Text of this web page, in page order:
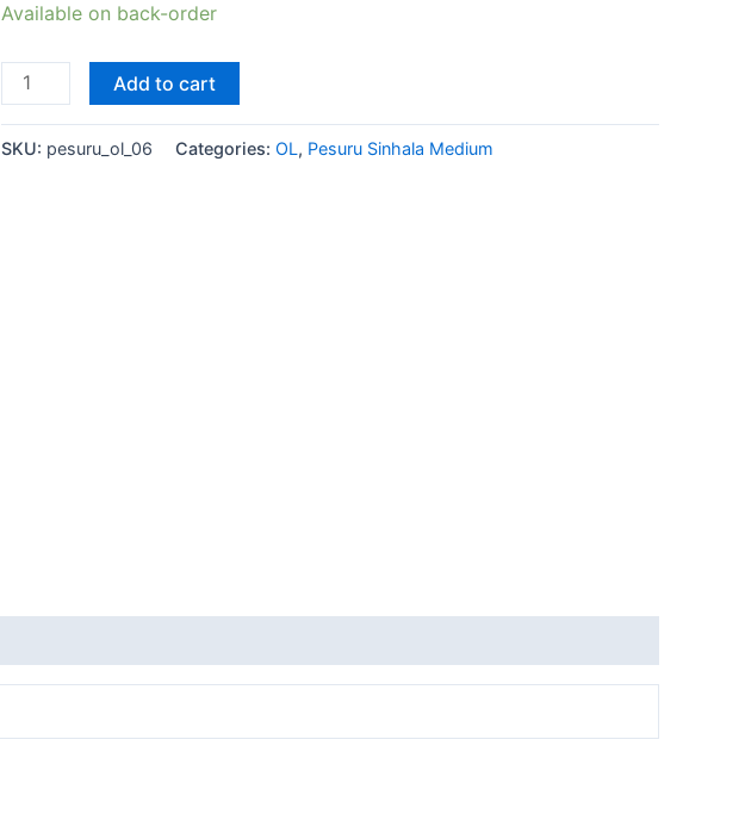
Available on back-order
Add to cart
SKU: pesuru_ol_06 Categories: OL, Pesuru Sinhala Medium